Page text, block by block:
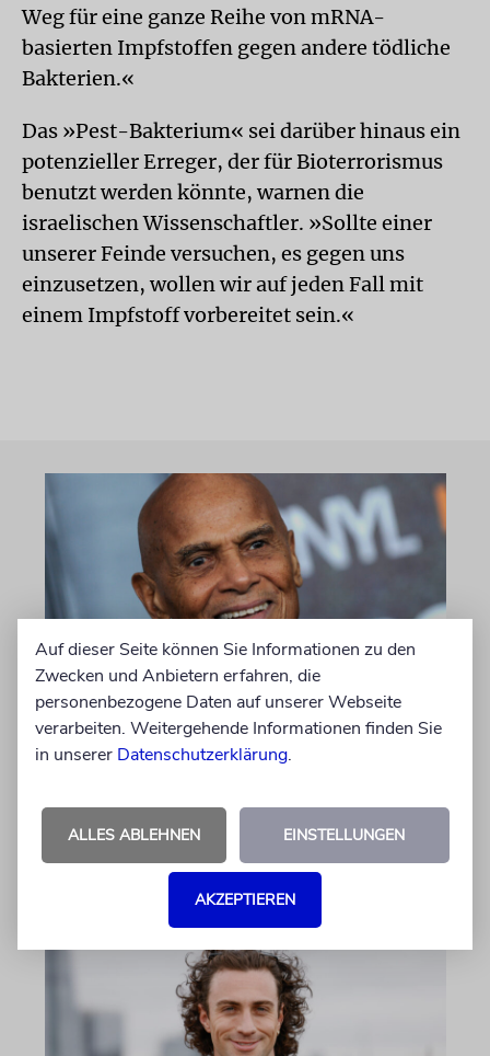
Weg für eine ganze Reihe von mRNA-
basierten Impfstoffen gegen andere tödliche
Bakterien.«
Das »Pest-Bakterium« sei darüber hinaus ein
potenzieller Erreger, der für Bioterrorismus
benutzt werden könnte, warnen die
israelischen Wissenschaftler. »Sollte einer
unserer Feinde versuchen, es gegen uns
einzusetzen, wollen wir auf jeden Fall mit
einem Impfstoff vorbereitet sein.«
GEHEIMNISSE & GESTÄNDNISSE
Plotkes
von Katrin Richter, Imanuel Marcus
06.08.2026
Auf dieser Seite können Sie Informationen zu den
Zwecken und Anbietern erfahren, die
personenbezogene Daten auf unserer Webseite
verarbeiten. Weitergehende Informationen finden Sie
in unserer Datenschutzerklärung.
ALLES ABLEHNEN EINSTELLUNGEN
AKZEPTIEREN